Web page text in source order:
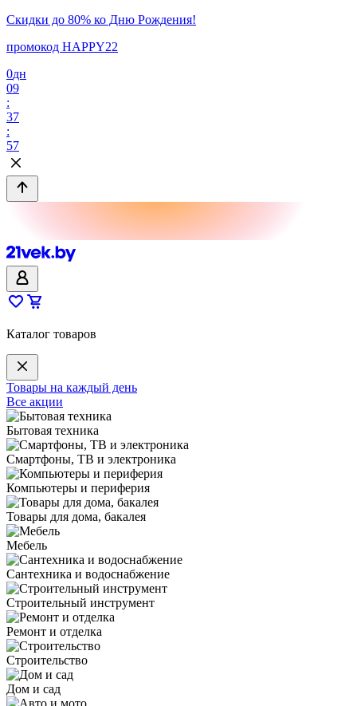
Скидки до 80% ко Дню Рождения!
промокод HAPPY22
0дн
09
:
37
:
57
Каталог товаров
Товары на каждый день
Все акции
Бытовая техника
Смартфоны, ТВ и электроника
Компьютеры и периферия
Товары для дома, бакалея
Мебель
Сантехника и водоснабжение
Строительный инструмент
Ремонт и отделка
Строительство
Дом и сад